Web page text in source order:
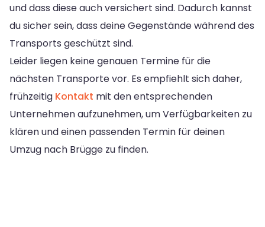
und dass diese auch versichert sind. Dadurch kannst
du sicher sein, dass deine Gegenstände während des
Transports geschützt sind.
Leider liegen keine genauen Termine für die
nächsten Transporte vor. Es empfiehlt sich daher,
frühzeitig Kontakt mit den entsprechenden
Unternehmen aufzunehmen, um Verfügbarkeiten zu
klären und einen passenden Termin für deinen
Umzug nach Brügge zu finden.